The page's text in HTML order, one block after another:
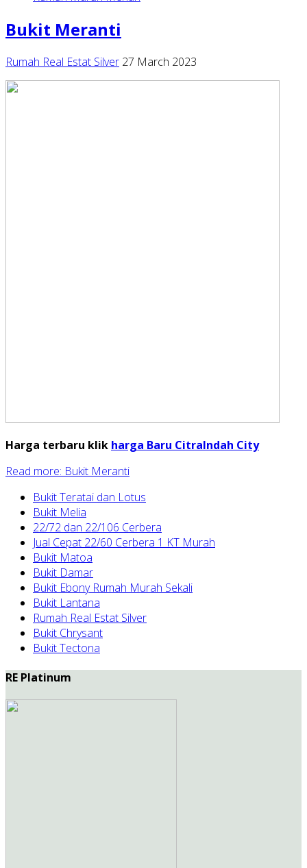
Bukit Meranti
Rumah Real Estat Silver 27 March 2023
Harga terbaru klik harga Baru CitraIndah City
Read more: Bukit Meranti
Bukit Teratai dan Lotus
Bukit Melia
22/72 dan 22/106 Cerbera
Jual Cepat 22/60 Cerbera 1 KT Murah
Bukit Matoa
Bukit Damar
Bukit Ebony Rumah Murah Sekali
Bukit Lantana
Rumah Real Estat Silver
Bukit Chrysant
Bukit Tectona
RE Platinum